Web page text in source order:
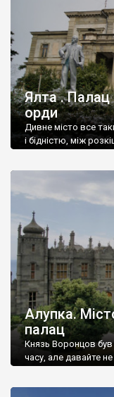
Ялта . Палац
орди
Дивне місто все
і бідністю, між
Алупка.
палац
Князь Воронцов
часу, але давайте